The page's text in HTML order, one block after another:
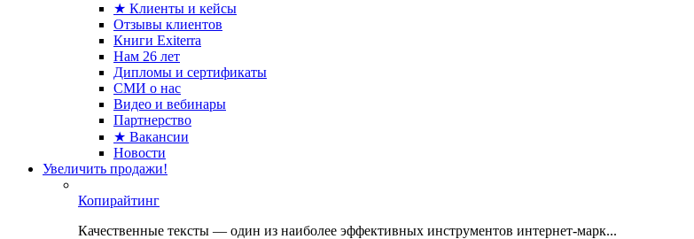
★ Клиенты и кейсы
Отзывы клиентов
Книги Exiterra
Нам 26 лет
Дипломы и сертификаты
СМИ о нас
Видео и вебинары
Партнерство
★ Вакансии
Новости
Увеличить продажи!
Копирайтинг
Качественные тексты — один из наиболее эффективных инструментов интернет-марк...